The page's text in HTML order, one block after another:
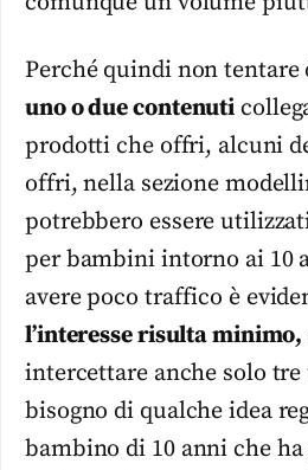
Perché quindi non
uno o due contenuti
prodotti che offri, alcuni
offri, nella sezione
potrebbero essere
per bambini intorno ai 10
avere poco traffico è
l’interesse risulta minimo,
intercettare anche solo
bisogno di qualche idea
bambino di 10 anni che